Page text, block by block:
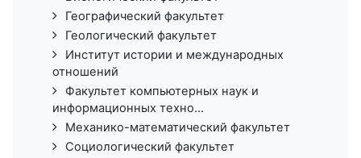
Географический факультет
Геологический факультет
Институт истории и международных
отношений
Факультет компьютерных наук и
информационных техно...
Механико-математический факультет
Социологический факультет